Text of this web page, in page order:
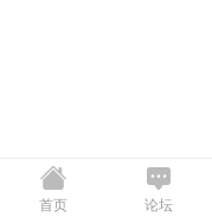
首页 论坛